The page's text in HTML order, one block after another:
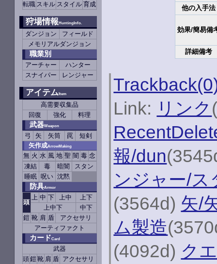
転職 スキル スタイル 育成
狩場情報HuntingInfo.
ダンジョン
フィールド
メモリアルダンジョン
職業別
アーチャー
ハンター
スナイパー
レンジャー
アイテムItem
高需要収集品
回復
強化 料理
武器Weapon
弓 矢 矢筒 罠
短剣
矢作成ArrowMaking
無 火 水 風 地 聖 闇 毒 念
凍結
毒 暗闇
スタン
睡眠 呪い 沈黙
防具Armor
頭
上 中 下 上中
上下
上中下
中下
鎧 靴 肩 盾
アクセサリ
アーティファクト
カードCard
武器
頭鎧靴 肩 盾 アクセサリ
他の入手法
効果/簡易備
詳細備考
Link: リンク
報/dun
ンジャー/ス
(3564d) 矢/
ム製造
(4092d) ク